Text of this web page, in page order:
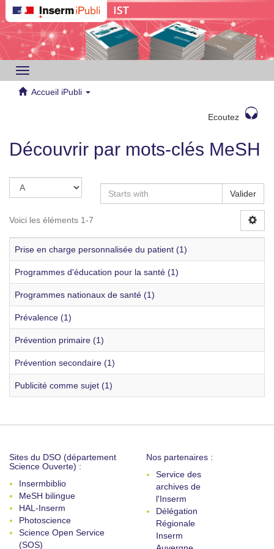
Toggle
navigation
Accueil iPubli
Ecoutez
Découvrir par mots-clés MeSH
Valider
Voici les éléments 1-7
Prise en charge personnalisée du patient (1)
Programmes d'éducation pour la santé (1)
Programmes nationaux de santé (1)
Prévalence (1)
Prévention primaire (1)
Prévention secondaire (1)
Publicité comme sujet (1)
Sites du DSO (département
Science Ouverte) :
Insermbiblio
MeSH bilingue
HAL-Inserm
Photoscience
Science Open Service
(SOS)
Nos partenaires :
Service des
archives de
l'Inserm
Délégation
Régionale
Inserm